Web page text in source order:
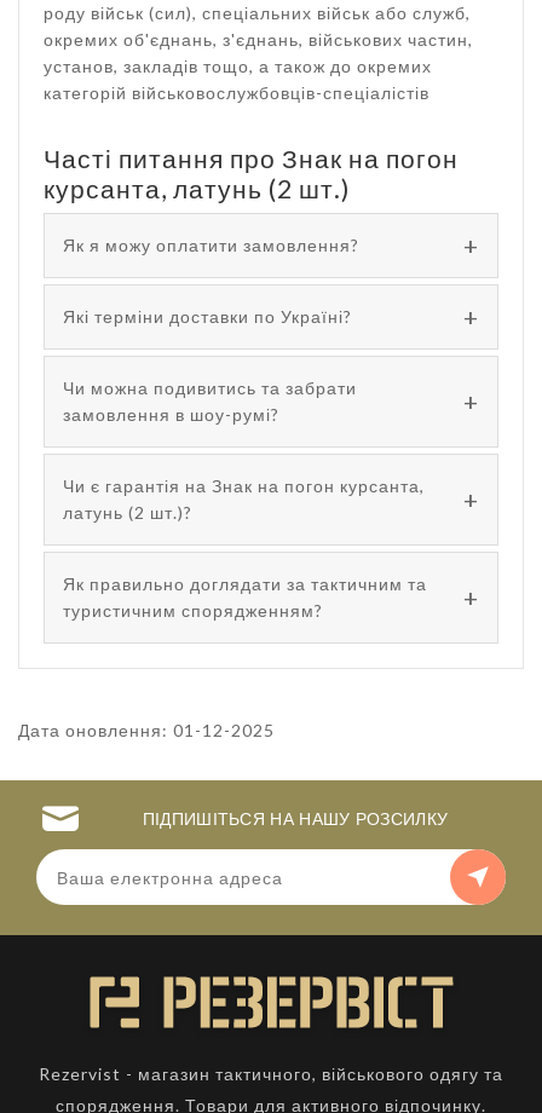
роду військ (сил), спеціальних військ або служб,
окремих об'єднань, з'єднань, військових частин,
установ, закладів тощо, а також до окремих
категорій військовослужбовців-спеціалістів
Часті питання про Знак на погон
курсанта, латунь (2 шт.)
Як я можу оплатити замовлення?
Які терміни доставки по Україні?
Чи можна подивитись та забрати
замовлення в шоу-румі?
Чи є гарантія на Знак на погон курсанта,
латунь (2 шт.)?
Як правильно доглядати за тактичним та
туристичним спорядженням?
Дата оновлення: 01-12-2025
ПІДПИШІТЬСЯ НА НАШУ РОЗСИЛКУ
Rezervist - магазин тактичного, військового одягу та
спорядження. Товари для активного відпочинку.